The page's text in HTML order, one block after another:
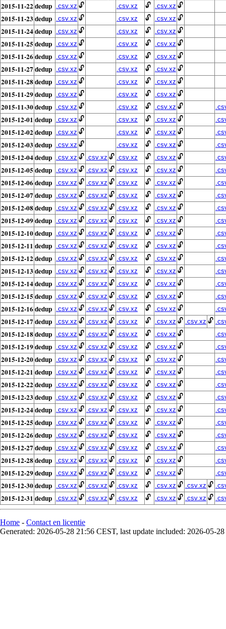
2015-11-22dedup .csv.xz 🔓 .csv.xz 🔓 .csv.xz 🔓
2015-11-23dedup .csv.xz 🔓 .csv.xz 🔓 .csv.xz 🔓
2015-11-24dedup .csv.xz 🔓 .csv.xz 🔓 .csv.xz 🔓
2015-11-25 dedup .csv.xz 🔓 .csv.xz 🔓 .csv.xz 🔓
2015-11-26dedup .csv.xz 🔓 .csv.xz 🔓 .csv.xz 🔓
2015-11-27dedup .csv.xz 🔓 .csv.xz 🔓 .csv.xz 🔓
2015-11-28dedup .csv.xz 🔓 .csv.xz 🔓 .csv.xz 🔓
2015-11-29dedup .csv.xz 🔓 .csv.xz 🔓 .csv.xz 🔓
2015-11-30dedup .csv.xz 🔓 .csv.xz 🔓 .csv.xz 🔓
2015-12-01 dedup .csv.xz 🔓 .csv.xz 🔓 .csv.xz 🔓
2015-12-02dedup .csv.xz 🔓 .csv.xz 🔓 .csv.xz 🔓
2015-12-03dedup .csv.xz 🔓 .csv.xz 🔓 .csv.xz 🔓
2015-12-04dedup .csv.xz 🔓 .csv.xz 🔓 .csv.xz 🔓 .csv.xz 🔓
2015-12-05 dedup .csv.xz 🔓 .csv.xz 🔓 .csv.xz 🔓 .csv.xz 🔓
2015-12-06dedup .csv.xz 🔓 .csv.xz 🔓 .csv.xz 🔓 .csv.xz 🔓
2015-12-07dedup .csv.xz 🔓 .csv.xz 🔓 .csv.xz 🔓 .csv.xz 🔓
2015-12-08dedup .csv.xz 🔓 .csv.xz 🔓 .csv.xz 🔓 .csv.xz 🔓
2015-12-09dedup .csv.xz 🔓 .csv.xz 🔓 .csv.xz 🔓 .csv.xz 🔓
2015-12-10dedup .csv.xz 🔓 .csv.xz 🔓 .csv.xz 🔓 .csv.xz 🔓
2015-12-11 dedup .csv.xz 🔓 .csv.xz 🔓 .csv.xz 🔓 .csv.xz 🔓
2015-12-12dedup .csv.xz 🔓 .csv.xz 🔓 .csv.xz 🔓 .csv.xz 🔓
2015-12-13dedup .csv.xz 🔓 .csv.xz 🔓 .csv.xz 🔓 .csv.xz 🔓
2015-12-14dedup .csv.xz 🔓 .csv.xz 🔓 .csv.xz 🔓 .csv.xz 🔓
2015-12-15 dedup .csv.xz 🔓 .csv.xz 🔓 .csv.xz 🔓 .csv.xz 🔓
2015-12-16dedup .csv.xz 🔓 .csv.xz 🔓 .csv.xz 🔓 .csv.xz 🔓
2015-12-17dedup .csv.xz 🔓 .csv.xz 🔓 .csv.xz 🔓 .csv.xz 🔓 .csv.xz 🔓
2015-12-18dedup .csv.xz 🔓 .csv.xz 🔓 .csv.xz 🔓 .csv.xz 🔓
2015-12-19dedup .csv.xz 🔓 .csv.xz 🔓 .csv.xz 🔓 .csv.xz 🔓
2015-12-20dedup .csv.xz 🔓 .csv.xz 🔓 .csv.xz 🔓 .csv.xz 🔓
2015-12-21 dedup .csv.xz 🔓 .csv.xz 🔓 .csv.xz 🔓 .csv.xz 🔓
2015-12-22dedup .csv.xz 🔓 .csv.xz 🔓 .csv.xz 🔓 .csv.xz 🔓
2015-12-23dedup .csv.xz 🔓 .csv.xz 🔓 .csv.xz 🔓 .csv.xz 🔓
2015-12-24dedup .csv.xz 🔓 .csv.xz 🔓 .csv.xz 🔓 .csv.xz 🔓
2015-12-25 dedup .csv.xz 🔓 .csv.xz 🔓 .csv.xz 🔓 .csv.xz 🔓
2015-12-26dedup .csv.xz 🔓 .csv.xz 🔓 .csv.xz 🔓 .csv.xz 🔓
2015-12-27dedup .csv.xz 🔓 .csv.xz 🔓 .csv.xz 🔓 .csv.xz 🔓
2015-12-28dedup .csv.xz 🔓 .csv.xz 🔓 .csv.xz 🔓 .csv.xz 🔓
2015-12-29dedup .csv.xz 🔓 .csv.xz 🔓 .csv.xz 🔓 .csv.xz 🔓
2015-12-30dedup .csv.xz 🔓 .csv.xz 🔓 .csv.xz 🔓 .csv.xz 🔓 .csv.xz 🔓
2015-12-31 dedup .csv.xz 🔓 .csv.xz 🔓 .csv.xz 🔓 .csv.xz 🔓 .csv.xz 🔓
Home - Contact en licentie
Generated: 2026-05-28 21:56 CEST, last update included: 2026-05-